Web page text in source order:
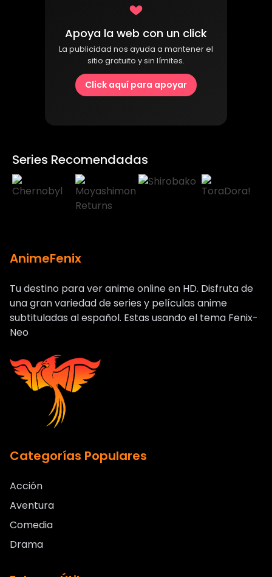
Apoya la web con un click
La publicidad nos ayuda a mantener el
sitio gratuito y sin límites.
Click aquí para apoyar
Series Recomendadas
AnimeFenix
Tu destino para ver anime online en HD. Disfruta de
una gran variedad de series y películas anime
subtituladas al español. Estas usando el tema Fenix-
Neo
Categorías Populares
Acción
Aventura
Comedia
Drama